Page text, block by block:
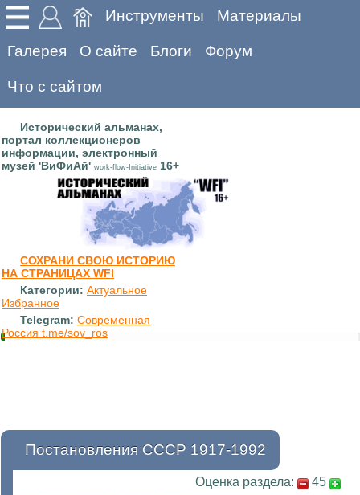
Инструменты Материалы
Галерея О сайте Блоги Форум
Что с сайтом
Исторический альманах,
портал коллекционеров
информации, электронный
музей 'ВиФиАй' work-flow-Initiative 16+
СОХРАНИ СВОЮ ИСТОРИЮ
НА СТРАНИЦАХ WFI
Категории: Актуальное
Избранное
Telegram: Современная
Россия t.me/sov_ros
Постановления СССР 1917-1992
Оценка раздела:
45